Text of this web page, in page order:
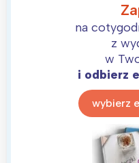
na
z
w
i odbierz
wybierz